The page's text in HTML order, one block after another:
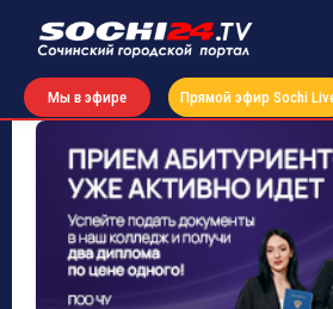
Мы в эфире Прямой эфир Sochi